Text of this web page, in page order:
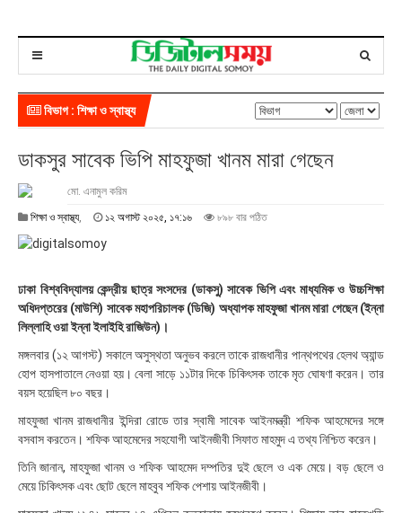
বিভাগ : শিক্ষা ও স্বাস্থ্য
ডাকসুর সাবেক ভিপি মাহফুজা খানম মারা গেছেন
মো. এনামুল করিম
শিক্ষা ও স্বাস্থ্য, ১২ অগাস্ট ২০২৫, ১৭:১৬
স্ট
২
০
১
১
৬
৮৯৮ বার পঠিত
ঢাকা বিশ্ববিদ্যালয় কেন্দ্রীয় ছাত্র সংসদের (ডাকসু) সাবেক ভিপি এবং মাধ্যমিক ও উচ্চশিক্ষা
অধিদপ্তরের (মাউশি) সাবেক মহাপরিচালক (ডিজি) অধ্যাপক মাহফুজা খানম মারা গেছেন (ইন্না
লিল্লাহি ওয়া ইন্না ইলাইহি রাজিউন)।
মঙ্গলবার (১২ আগস্ট) সকালে অসুস্থতা অনুভব করলে তাকে রাজধানীর পান্থপথের হেলথ অ্যান্ড
হোপ হাসপাতালে নেওয়া হয়। বেলা সাড়ে ১১টার দিকে চিকিৎসক তাকে মৃত ঘোষণা করেন। তার
বয়স হয়েছিল ৮০ বছর।
মাহফুজা খানম রাজধানীর ইন্দিরা রোডে তার স্বামী সাবেক আইনমন্ত্রী শফিক আহমেদের সঙ্গে
বসবাস করতেন। শফিক আহমেদের সহযোগী আইনজীবী সিফাত মাহমুদ এ তথ্য নিশ্চিত করেন।
তিনি জানান, মাহফুজা খানম ও শফিক আহমেদ দম্পতির দুই ছেলে ও এক মেয়ে। বড় ছেলে ও
মেয়ে চিকিৎসক এবং ছোট ছেলে মাহবুব শফিক পেশায় আইনজীবী।